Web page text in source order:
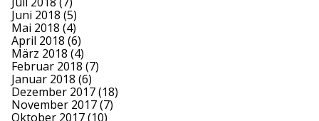
Juni 2018 (5)
Mai 2018 (4)
April 2018 (6)
März 2018 (4)
Februar 2018 (7)
Januar 2018 (6)
Dezember 2017(18)
November 2017(7)
Oktober 2017(10)